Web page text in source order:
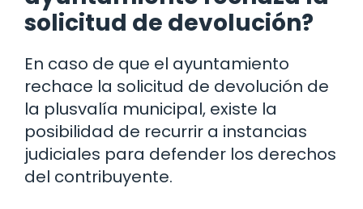
solicitud de devolución?
En caso de que el ayuntamiento
rechace la solicitud de devolución de
la plusvalía municipal, existe la
posibilidad de recurrir a instancias
judiciales para defender los derechos
del contribuyente.